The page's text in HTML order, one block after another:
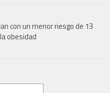
con un menor riesgo de 13
obesidad